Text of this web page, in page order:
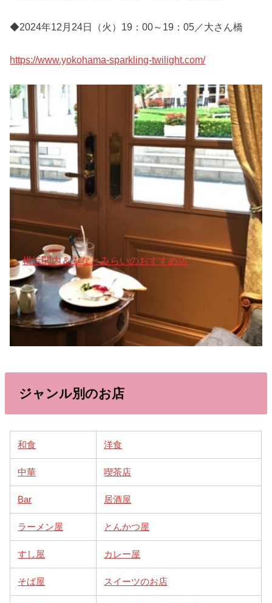
◆2024年12月24日（火）19：00～19：05／大さん橋
https://www.yokohama-sparkling-twilight.com/
横浜関内＆みなとみらいのおすすめ店
ジャンル別のお店
和食 洋食
中華 喫茶店
Bar 居酒屋
ラーメン屋 とんかつ屋
すし屋 カレー屋
そば屋 スイーツのお店